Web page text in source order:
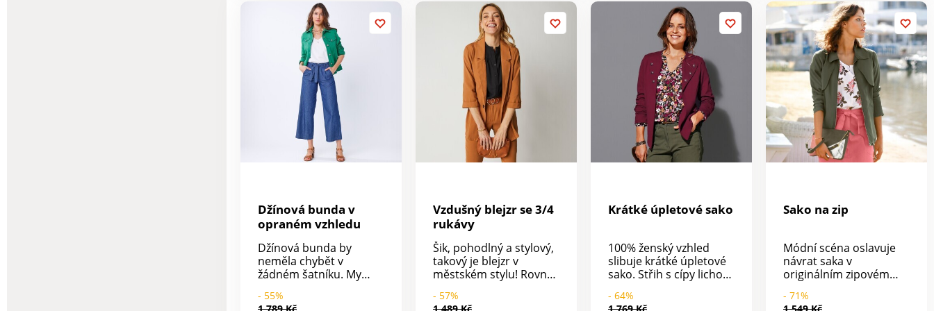
kapes 100% polyakryl.
prát v pračce.
Džínová bunda v
opraném vzhledu
Džínová bunda by
neměla chybět v
žádném šatníku. My
strečové verzi, které
- 55%
Vzdušný blejzr se 3/4
rukávy
Šik, pohodlný a stylový,
takový je blejzr v
městském stylu! Rovný
Vpředu a vzadu
- 57%
Krátké úpletové sako
100% ženský vzhled
slibuje krátké úpletové
sako. Střih s cípy lichotí
ramenní vycpávky.
- 64%
Sako na zip
Módní scéna oslavuje
návrat saka v
originálním zipovém
vzdušné a moderní,
- 71%